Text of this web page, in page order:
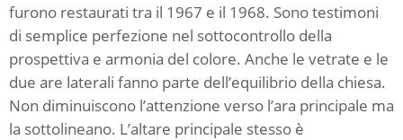
furono restaurati tra il 1967 e il 1968. Sono testimoni
di semplice perfezione nel sottocontrollo della
prospettiva e armonia del colore. Anche le vetrate e le
due are laterali fanno parte dell’equilibrio della chiesa.
Non diminuiscono l’attenzione verso l’ara principale ma
la sottolineano. L’altare principale stesso è